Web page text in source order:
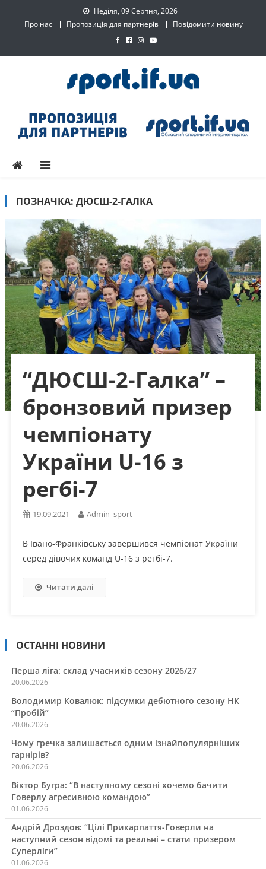
Неділя, 09 Серпня, 2026
Про нас
Пропозиція для партнерів Повідомити новину
SPORT.IF.UA – Обласний
спортивний інтернет-
ПОЗНАЧКА: ДЮСШ-2-ГАЛКА
“ДЮСШ-2-Галка” –
бронзовий призер
чемпіонату
України U-16 з
регбі-7
19.09.2021 Admin_sport
В Івано-Франківську завершився чемпіонат України
серед дівочих команд U-16 з регбі-7.
Читати далі
ОСТАННІ НОВИНИ
Перша ліга: склад учасників сезону 2026/27
20.06.2026
Володимир Ковалюк: підсумки дебютного сезону НК
“Пробій”
20.06.2026
Чому гречка залишається одним ізнайпопулярніших
гарнірів?
20.06.2026
Віктор Бугра: “В наступному сезоні хочемо бачити
Говерлу агресивною командою”
01.06.2026
Андрій Дроздов: “Цілі Прикарпаття-Говерли на
наступний сезон відомі та реальні – стати призером
Суперліги”
01.06.2026